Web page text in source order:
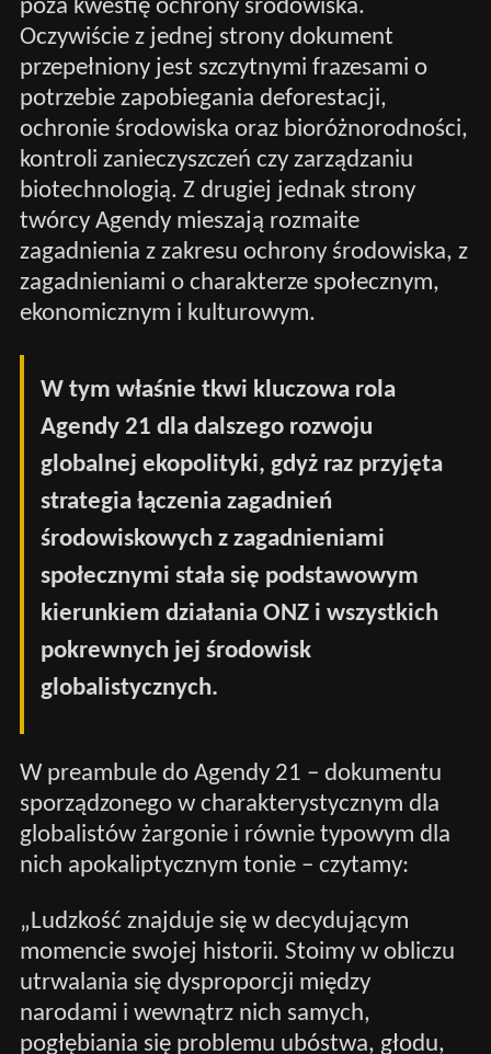
poza kwestię ochrony środowiska.
Oczywiście z jednej strony dokument
przepełniony jest szczytnymi frazesami o
potrzebie zapobiegania deforestacji,
ochronie środowiska oraz bioróżnorodności,
kontroli zanieczyszczeń czy zarządzaniu
biotechnologią. Z drugiej jednak strony
twórcy Agendy mieszają rozmaite
zagadnienia z zakresu ochrony środowiska, z
zagadnieniami o charakterze społecznym,
ekonomicznym i kulturowym.
W tym właśnie tkwi kluczowa rola
Agendy 21 dla dalszego rozwoju
globalnej ekopolityki, gdyż raz przyjęta
strategia łączenia zagadnień
środowiskowych z zagadnieniami
społecznymi stała się podstawowym
kierunkiem działania ONZ i wszystkich
pokrewnych jej środowisk
globalistycznych.
W preambule do Agendy 21 – dokumentu
sporządzonego w charakterystycznym dla
globalistów żargonie i równie typowym dla
nich apokaliptycznym tonie – czytamy:
„Ludzkość znajduje się w decydującym
momencie swojej historii. Stoimy w obliczu
utrwalania się dysproporcji między
narodami i wewnątrz nich samych,
pogłębiania się problemu ubóstwa, głodu,